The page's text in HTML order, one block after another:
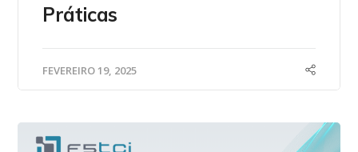
Práticas
FEVEREIRO 19, 2025